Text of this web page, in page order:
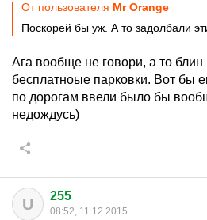
От пользователя Мr Orange
Поскорей бы уж. А то задолбали
Ага вообще не говори, а то
бесплатноые парковки. Вот бы
по дорогам ввели было бы
недождусь)
U 255
08:52, 11.12.2015